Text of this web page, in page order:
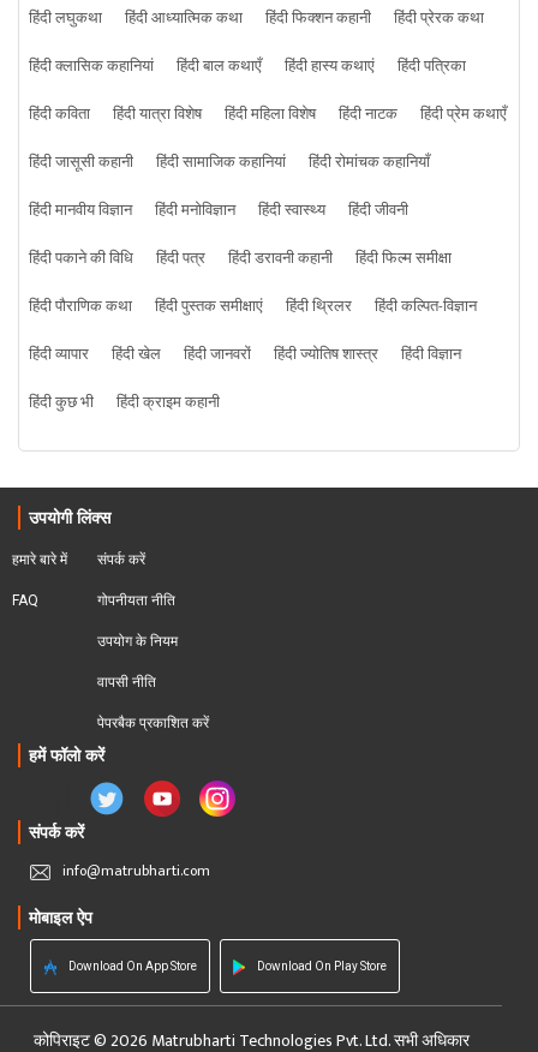
हिंदी लघुकथा हिंदी आध्यात्मिक कथा हिंदी फिक्शन कहानी
हिंदी प्रेरक कथा
हिंदी क्लासिक कहानियां
हिंदी बाल कथाएँ हिंदी हास्य कथाएं
हिंदी पत्रिका
हिंदी कविता
हिंदी यात्रा विशेष हिंदी महिला विशेष हिंदी नाटक
हिंदी प्रेम कथाएँ
हिंदी जासूसी कहानी
हिंदी सामाजिक कहानियां
हिंदी रोमांचक कहानियाँ
हिंदी मानवीय विज्ञान
हिंदी मनोविज्ञान हिंदी स्वास्थ्य
हिंदी जीवनी
हिंदी पकाने की विधि
हिंदी पत्र हिंदी डरावनी कहानी
हिंदी फिल्म समीक्षा
हिंदी पौराणिक कथा
हिंदी पुस्तक समीक्षाएं हिंदी थ्रिलर
हिंदी कल्पित-विज्ञान
हिंदी व्यापार
हिंदी खेल हिंदी जानवरों हिंदी ज्योतिष शास्त्र
हिंदी विज्ञान
हिंदी कुछ भी
हिंदी क्राइम कहानी
उपयोगी लिंक्स
हमारे बारे में
FAQ
संपर्क करें
गोपनीयता नीति
उपयोग के नियम
वापसी नीति
पेपरबैक प्रकाशित करें
हमें फॉलो करें
संपर्क करें
info@matrubharti.com
मोबाइल ऐप
Download On App Store Download On Play Store
कोपिराइट © 2026 Matrubharti Technologies Pvt. Ltd. सभी अधिकार